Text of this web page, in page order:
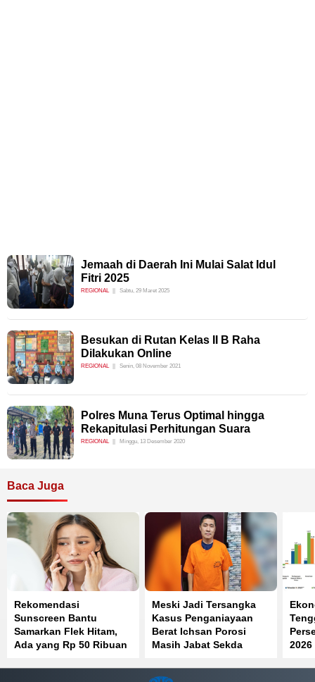
Jemaah di Daerah Ini Mulai Salat Idul
Fitri 2025
REGIONAL Sabtu, 29 Maret 2025
Besukan di Rutan Kelas II B Raha
Dilakukan Online
REGIONAL Senin, 08 November 2021
Polres Muna Terus Optimal hingga
Rekapitulasi Perhitungan Suara
REGIONAL Minggu, 13 Desember 2020
Baca Juga
Rekomendasi
Sunscreen Bantu
Samarkan Flek Hitam,
Ada yang Rp 50 Ribuan
Meski Jadi Tersangka
Kasus Penganiayaan
Berat Ichsan Porosi
Masih Jabat Sekda
2026